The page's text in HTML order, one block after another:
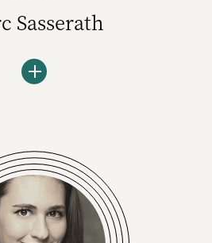
Sasserath
unter anderem CEO von
Brand Consultancy,
der UDG United Digital
von McCann und
BBDO.